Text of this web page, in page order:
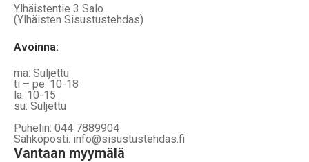
Ylhäistentie 3 Salo
(Ylhäisten Sisustustehdas)
Avoinna:
ma: Suljettu
ti – pe: 10-18
la: 10-15
su: Suljettu
Puhelin: 044 7889904
Sähköposti: info@sisustustehdas.fi
Vantaan myymälä